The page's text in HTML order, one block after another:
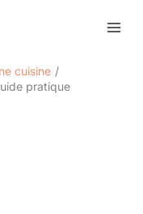
cuisine
pratique